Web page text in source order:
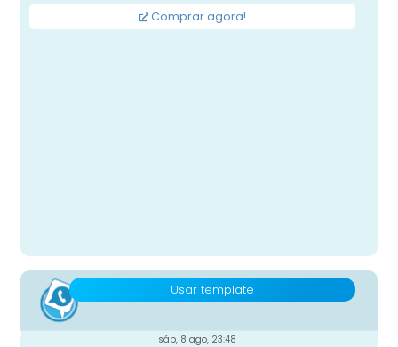
Comprar agora!
Usar template
sáb, 8 ago, 23:48